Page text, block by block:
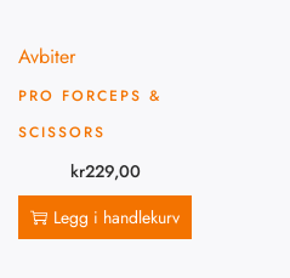
Avbiter
PRO FORCEPS &
SCISSORS
kr229,00
Legg i handlekurv